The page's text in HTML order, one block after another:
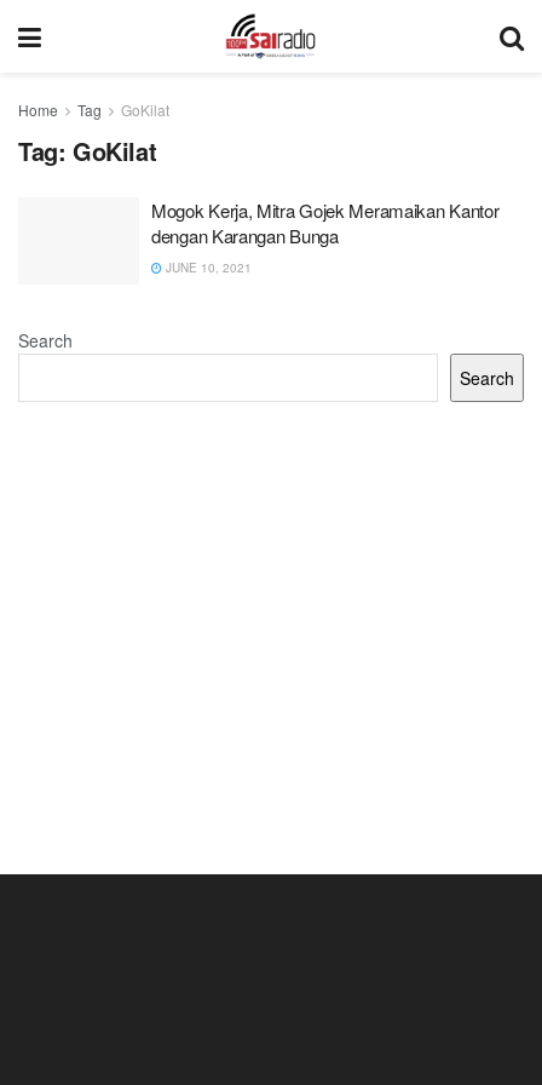
Home Tag GoKilat
Tag: GoKilat
Mogok Kerja, Mitra Gojek Meramaikan Kantor
dengan Karangan Bunga
JUNE 10, 2021
Search
Search